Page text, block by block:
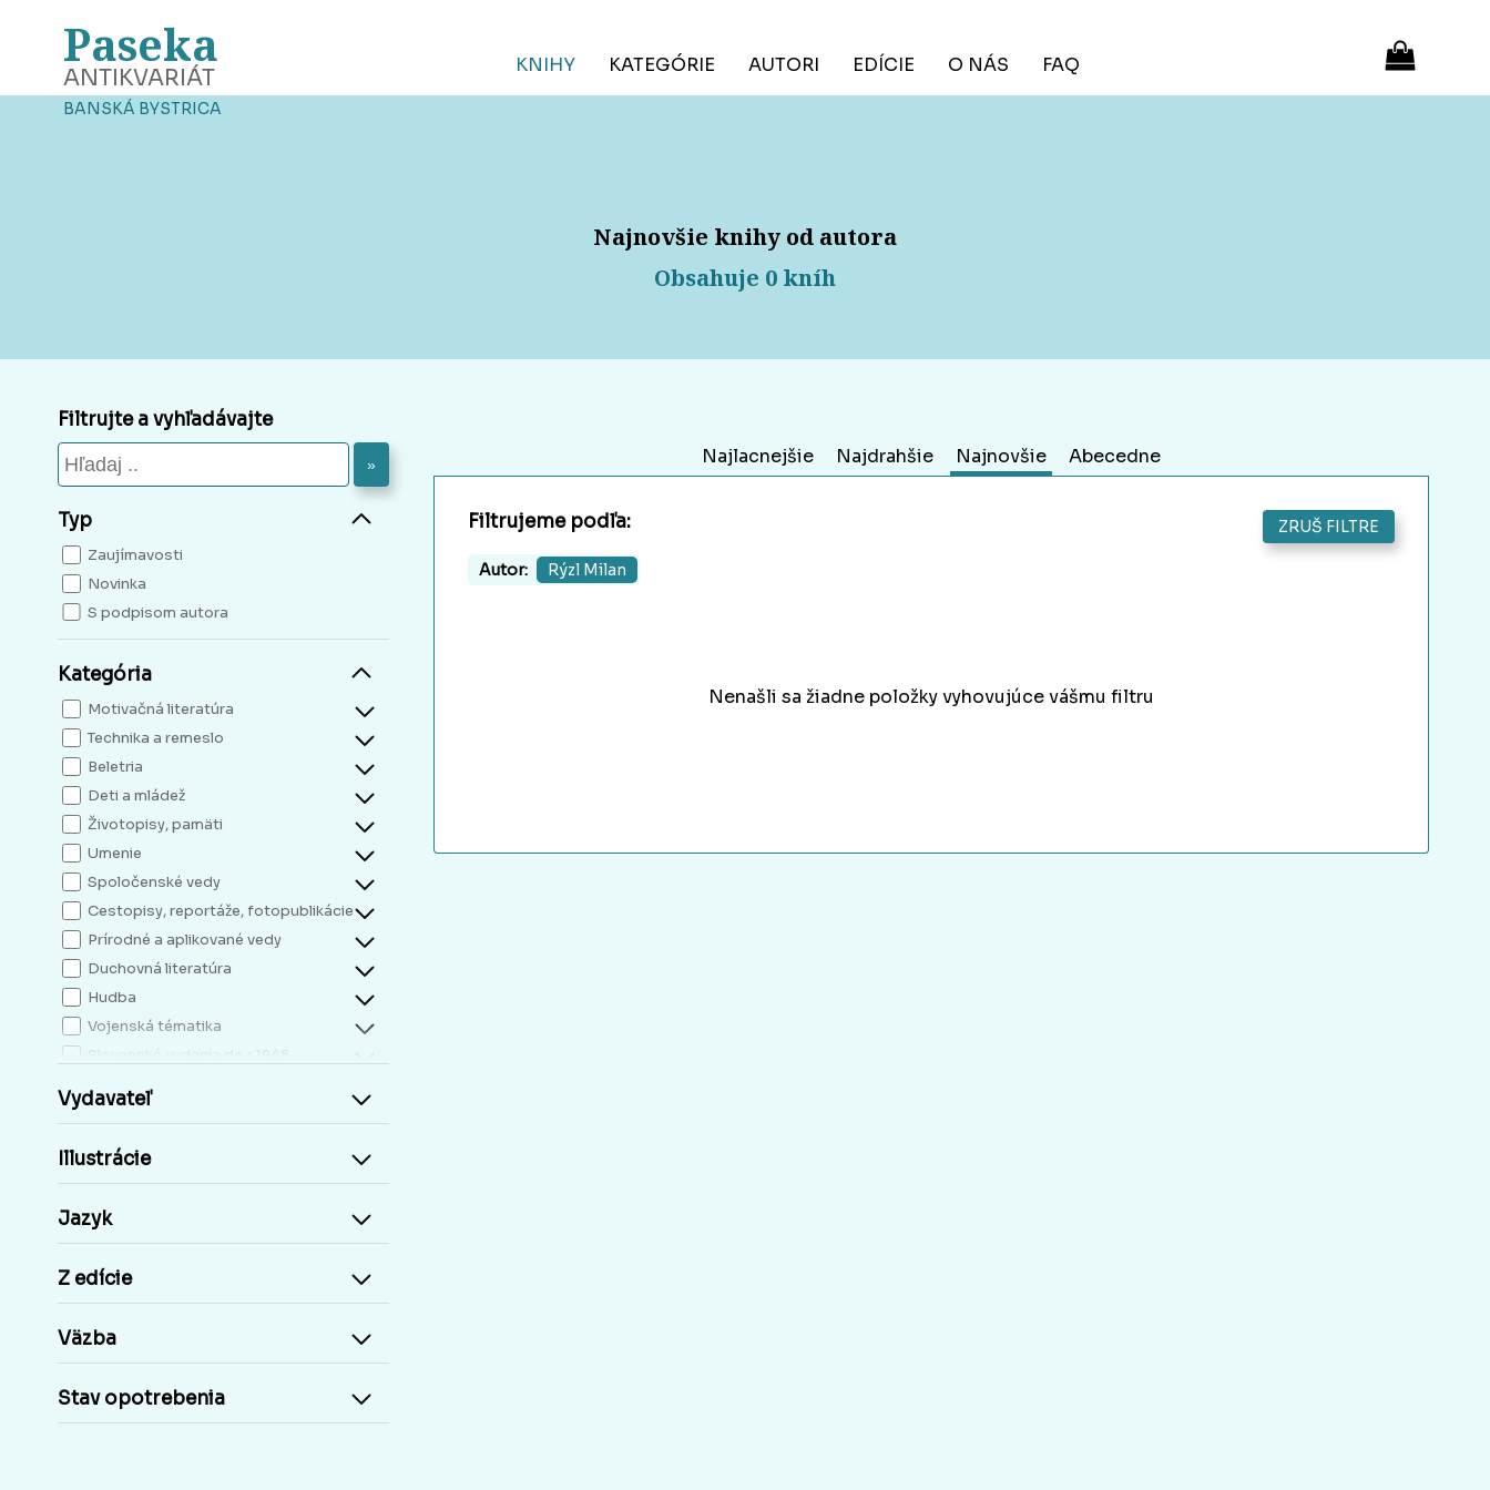
Paseka
ANTIKVARIÁT
BANSKÁ BYSTRICA
KNIHY KATEGÓRIE AUTORI EDÍCIE O NÁS FAQ
Najnovšie knihy od autora
Obsahuje 0 kníh
Filtrujte a vyhľadávajte
»
Typ
Zaujímavosti
Novinka
S podpisom autora
Kategória
Motivačná literatúra
Technika a remeslo
Beletria
Deti a mládež
Životopisy, pamäti
Umenie
Spoločenské vedy
Cestopisy, reportáže, fotopublikácie
Prírodné a aplikované vedy
Duchovná literatúra
Hudba
Vojenská tématika
Slovenské vydania do r.1948
Kresťanská literatúra
Príroda a človek
Cudzie jazyky, učebnice a slovníky
Učebnice základná škola
Staré tlače, Early prints
Časopisy a noviny
Vydavateľ
Illustrácie
Jazyk
Z edície
Väzba
Stav opotrebenia
Najlacnejšie Najdrahšie Najnovšie Abecedne
Filtrujeme podľa: ZRUŠ FILTRE
Autor: Rýzl Milan
Nenašli sa žiadne položky vyhovujúce vášmu filtru